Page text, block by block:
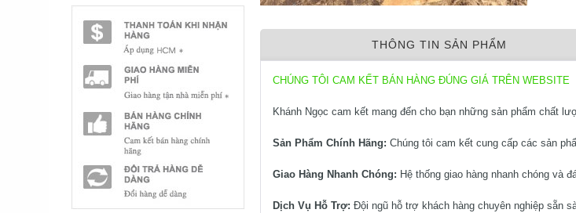
THÔNG TIN SẢN PHẨM
CHÚNG TÔI CAM KẾT BÁN HÀNG ĐÚNG GIÁ TRÊN WEBSITE
Khánh Ngọc cam kết mang đến cho bạn những sản phẩm chất
Sản Phẩm Chính Hãng: Chúng tôi cam kết cung cấp các sản
Giao Hàng Nhanh Chóng: Hệ thống giao hàng nhanh chóng và
Dịch Vụ Hỗ Trợ: Đội ngũ hỗ trợ khách hàng chuyên nghiệp sẵn